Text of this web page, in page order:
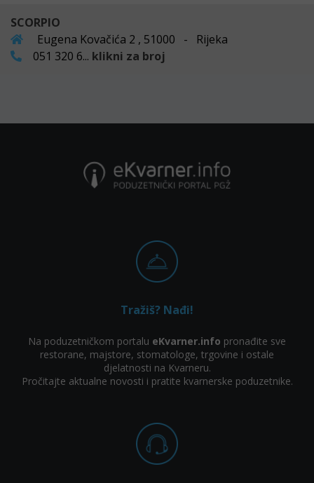
SCORPIO
Eugena Kovačića 2 , 51000 - Rijeka
051 320 6... klikni za broj
Tražiš? Nađi!
Na poduzetničkom portalu eKvarner.info pronađite sve
restorane, majstore, stomatologe, trgovine i ostale
djelatnosti na Kvarneru.
Pročitajte aktualne novosti i pratite kvarnerske poduzetnike.